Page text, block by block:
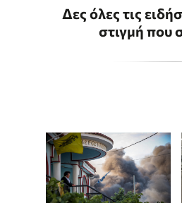
Δες όλες τις
στιγμή που